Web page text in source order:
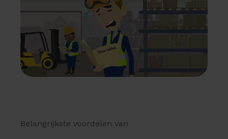
Belangrijkste voordelen van